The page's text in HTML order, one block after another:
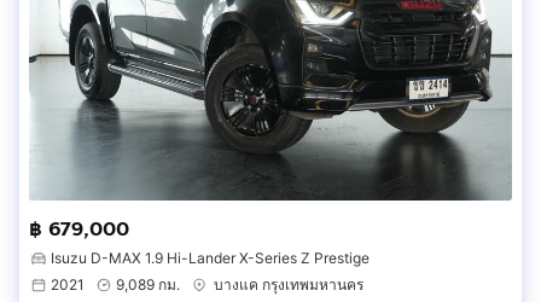
฿ 679,000
Isuzu D-MAX 1.9 Hi-Lander X-Series Z Prestige
2021
9,089 กม.
บางแค กรุงเทพมหานคร